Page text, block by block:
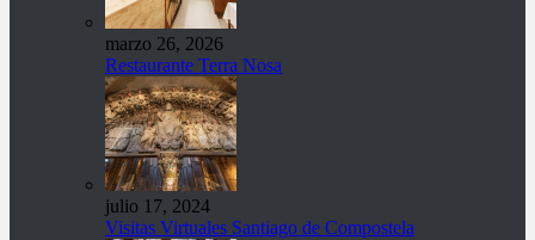
marzo 26, 2026
Restaurante Terra Nosa
julio 17, 2024
Visitas Virtuales Santiago de Compostela